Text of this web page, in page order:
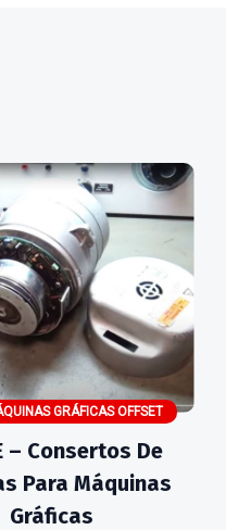
GRÁFICAS OFFSET
– Consertos De
Para Máquinas
Gráficas